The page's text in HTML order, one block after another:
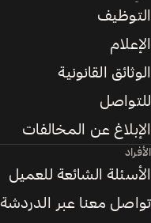
التوظيف
الإعلام
الوثائق القانونية
للتواصل
الإبلاغ عن المخالفات
الأفراد
الأسئلة الشائعة للعميل
تواصل معنا عبر الدردشة